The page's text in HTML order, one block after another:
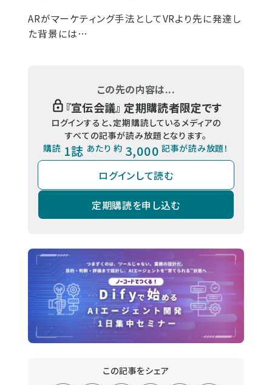
ARがマーケティング手法としてVRより先に発達し
た背景には…
この先の内容は...
『宣伝会議』 定期購読者限定です
ログインすると、定期購読しているメディアの
すべての記事が読み放題となります。
購読 1誌 あたり 約 3,000 記事が読み放題！
ログインして読む
定期購読を申し込む
この記事をシェア